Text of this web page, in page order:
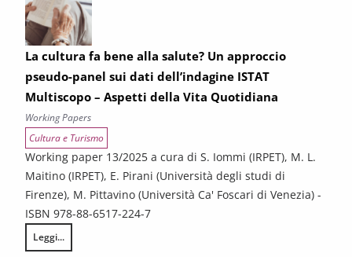
La cultura fa bene alla salute? Un approccio
pseudo-panel sui dati dell’indagine ISTAT
Multiscopo – Aspetti della Vita Quotidiana
Working Papers
Cultura e Turismo
Working paper 13/2025 a cura di S. Iommi (IRPET), M. L.
Maitino (IRPET), E. Pirani (Università degli studi di
Firenze), M. Pittavino (Università Ca' Foscari di Venezia) -
ISBN 978-88-6517-224-7
Leggi...
La cultura fa bene alla salute? Un approccio pseudo-panel sui dati